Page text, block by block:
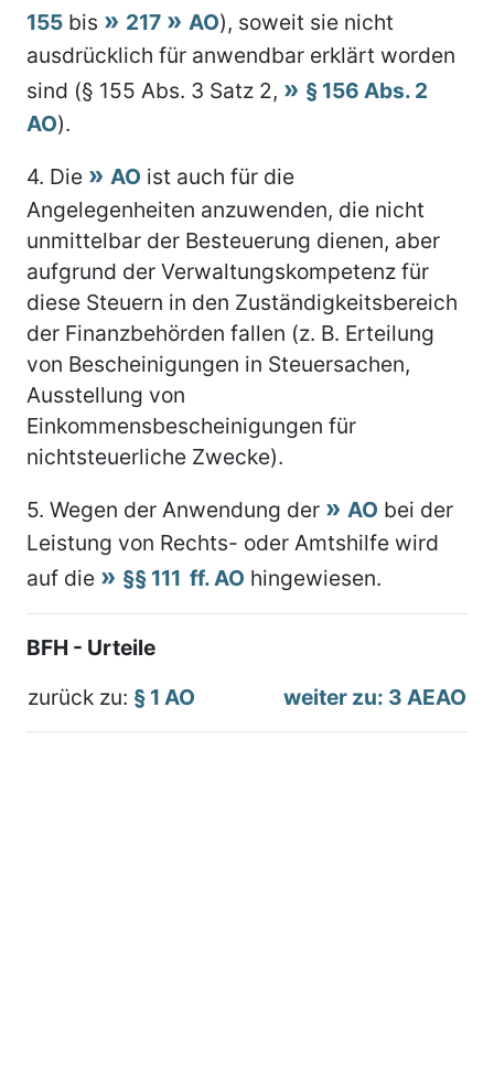
155 bis 217 AO), soweit sie nicht
ausdrücklich für anwendbar erklärt worden
sind (§ 155 Abs. 3 Satz 2,
§ 156 Abs. 2
AO).
4. Die AO ist auch für die
Angelegenheiten anzuwenden, die nicht
unmittelbar der Besteuerung dienen, aber
aufgrund der Verwaltungskompetenz für
diese Steuern in den Zuständigkeitsbereich
der Finanzbehörden fallen (z. B. Erteilung
von Bescheinigungen in Steuersachen,
Ausstellung von
Einkommensbescheinigungen für
nichtsteuerliche Zwecke).
5. Wegen der Anwendung der AO bei der
Leistung von Rechts- oder Amtshilfe wird
auf die
§§ 111 ff. AO hingewiesen.
BFH - Urteile
zurück zu: § 1 AO weiter zu: 3 AEAO